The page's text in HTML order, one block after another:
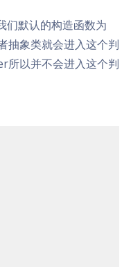
们默认的构造函数为
抽象类就会进入这个判
所以并不会进入这个判